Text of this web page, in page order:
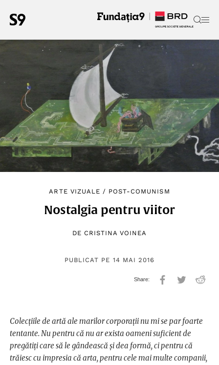
ARTE VIZUALE / POST-COMUNISM
Nostalgia pentru viitor
DE CRISTINA VOINEA
PUBLICAT PE 14 MAI 2016
Colecțiile de artă ale marilor corporații nu mi se par foarte
tentante. Nu pentru că nu ar exista oameni suficient de
pregătiți care să le gândească și dea formă, ci pentru că
trăiesc cu impresia că arta, pentru cele mai multe companii,